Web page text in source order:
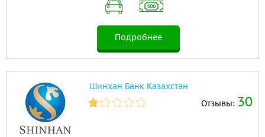
Подробнее
Шинхан Банк Казахстан
Отзывы: 30